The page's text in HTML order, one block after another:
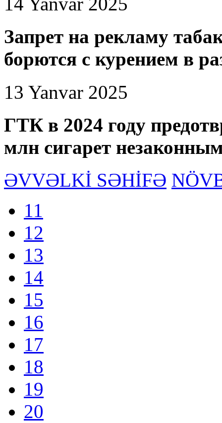
Запрет на рекламу
борются с курением в
13 Yanvar 2025
​​​​​​​ГТК в 2024 году
млн сигарет
ƏVVƏLKİ SƏHİFƏ
11
12
13
14
15
16
17
18
19
20